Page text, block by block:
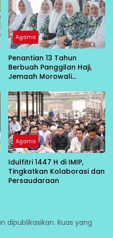
Agama
Penantian 13 Tahun
Berbuah Panggilan Haji,
Jemaah Morowali
Agama
Idulfitri 1447 H di IMIP,
Tingkatkan Kolaborasi dan
Persaudaraan
dipublikasikan. Ruas yang